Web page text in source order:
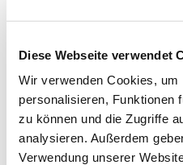
Diese Webseite verwendet
Wir verwenden Cookies, um
personalisieren, Funktionen
zu können und die Zugriffe
analysieren. Außerdem
Verwendung unserer